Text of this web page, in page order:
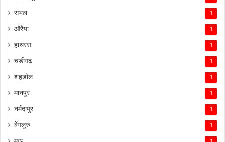
संभल 1
औरैया 1
हाथरस 1
चंडीगढ़ 1
शहडोल 1
मानपुर 1
नर्मदापुर 1
बेंगलुरु 1